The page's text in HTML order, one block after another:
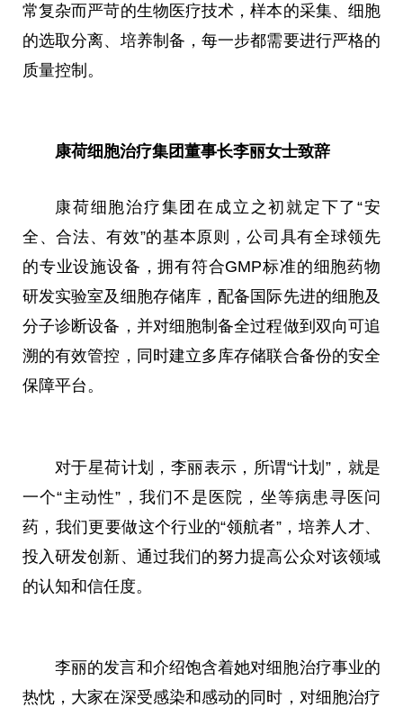
常复杂而严苛的生物医疗技术，样本的采集、细胞
的选取分离、培养制备，每一步都需要进行严格的
质量控制。
康荷细胞治疗集团董事长李丽女士致辞
康荷细胞治疗集团在成立之初就定下了“安
全、合法、有效”的基本原则，公司具有全球领先
的专业设施设备，拥有符合GMP标准的细胞药物
研发实验室及细胞存储库，配备国际先进的细胞及
分子诊断设备，并对细胞制备全过程做到双向可追
溯的有效管控，同时建立多库存储联合备份的安全
保障平台。
对于星荷计划，李丽表示，所谓“计划”，就是
一个“主动性”，我们不是医院，坐等病患寻医问
药，我们更要做这个行业的“领航者”，培养人才、
投入研发创新、通过我们的努力提高公众对该领域
的认知和信任度。
李丽的发言和介绍饱含着她对细胞治疗事业的
热忱，大家在深受感染和感动的同时，对细胞治疗